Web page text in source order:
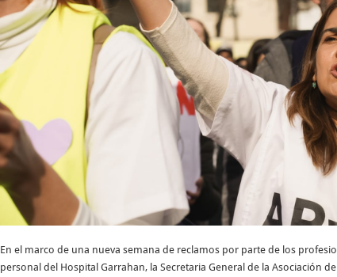
En el marco de una nueva semana de reclamos por parte de los
personal del Hospital Garrahan, la Secretaria General de la Asociación